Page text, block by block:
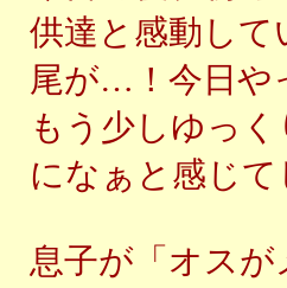
供達と感動し
尾が…！今日や
もう少しゆっ
になぁと感じ
息子が「オス